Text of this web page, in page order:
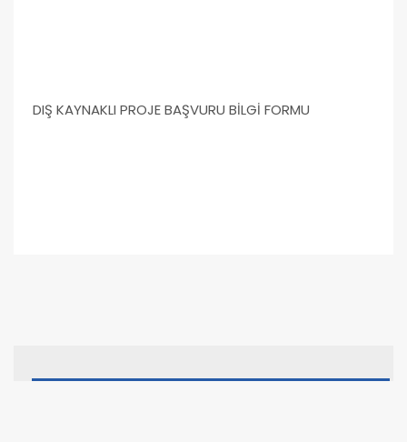
DIŞ KAYNAKLI PROJE BAŞVURU BİLGİ FORMU